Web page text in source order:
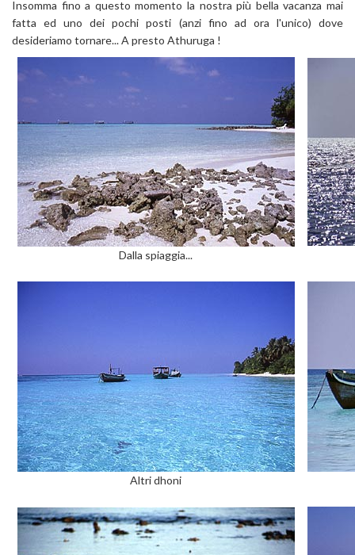
Insomma fino a questo momento la nostra più bella vacanza mai
fatta ed uno dei pochi posti (anzi fino ad ora l'unico) dove
desideriamo tornare... A presto Athuruga !
Dalla spiaggia...
Altri dhoni